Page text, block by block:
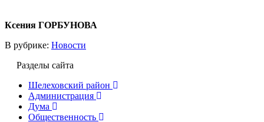
Ксения ГОРБУНОВА
В рубрике: Новости
Разделы сайта
Шелеховский район
Администрация
Дума
Общественность